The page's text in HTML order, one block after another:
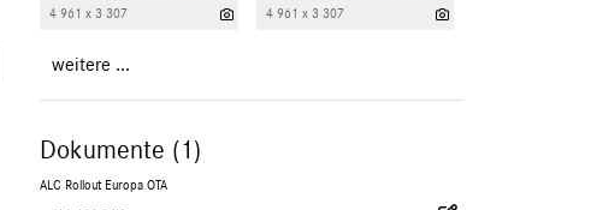
4 961 x 3 307 4 961 x 3 307
weitere ...
Dokumente (1)
ALC Rollout Europa OTA